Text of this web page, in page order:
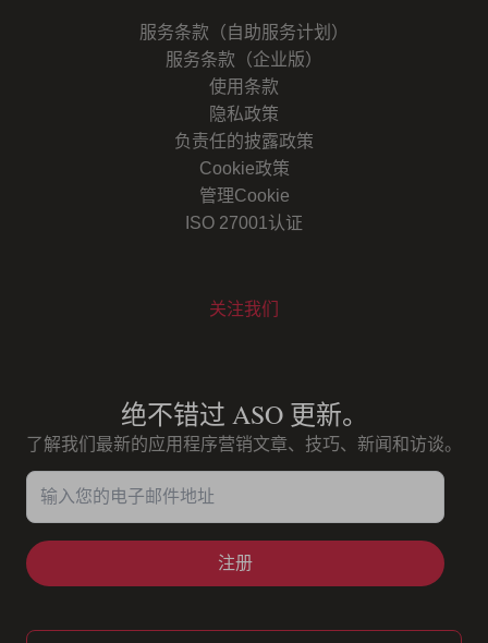
服务条款（自助服务计划）
服务条款（企业版）
使用条款
隐私政策
负责任的披露政策
Cookie政策
管理Cookie
ISO 27001认证
关注我们
绝不错过 ASO 更新。
了解我们最新的应用程序营销文章、技巧、新闻和访谈。
输入您的电子邮件地址